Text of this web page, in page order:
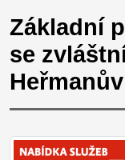
Základní
se